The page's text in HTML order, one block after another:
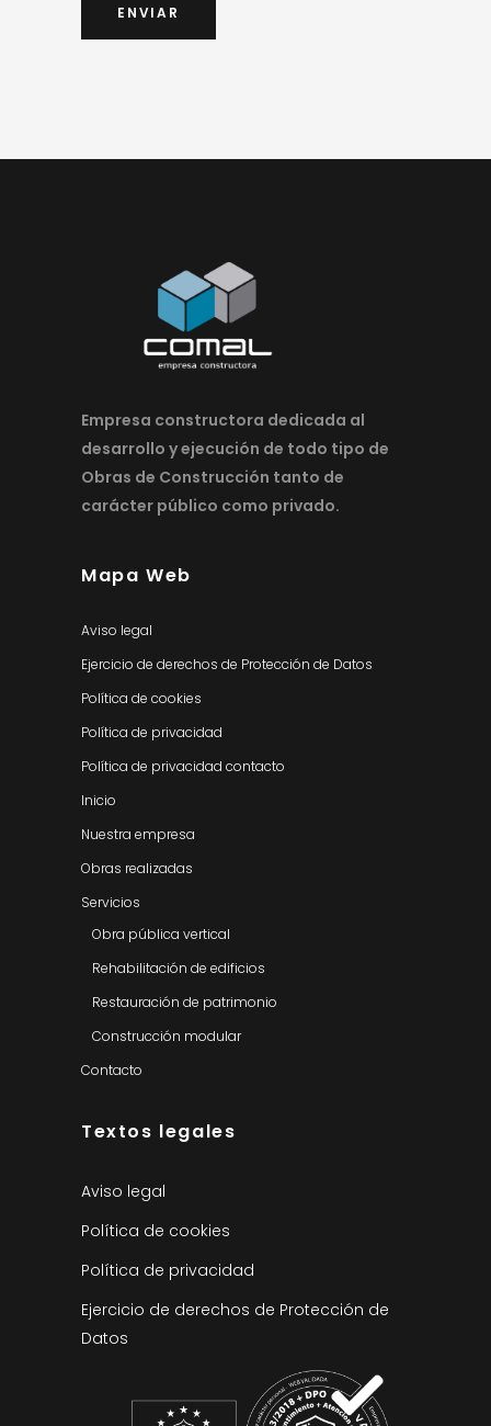
Empresa constructora dedicada al
desarrollo y ejecución de todo tipo de
Obras de Construcción tanto de
carácter público como privado.
Mapa Web
Aviso legal
Ejercicio de derechos de Protección de Datos
Política de cookies
Política de privacidad
Política de privacidad contacto
Inicio
Nuestra empresa
Obras realizadas
Servicios
Obra pública vertical
Rehabilitación de edificios
Restauración de patrimonio
Construcción modular
Contacto
Textos legales
Aviso legal
Política de cookies
Política de privacidad
Ejercicio de derechos de Protección de
Datos